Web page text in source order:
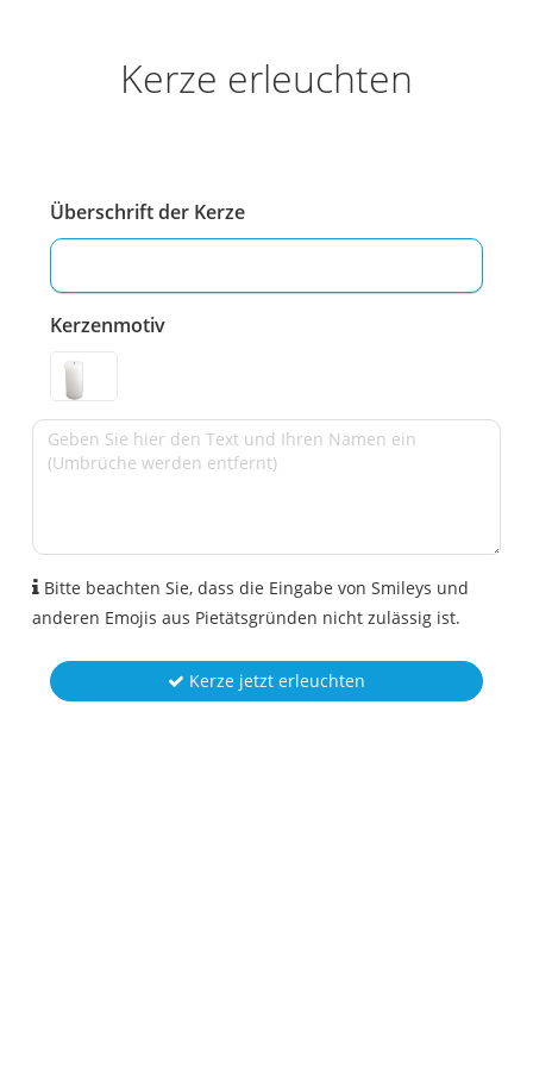
Kerze erleuchten
Überschrift der Kerze
Kerzenmotiv
Bitte beachten Sie, dass die Eingabe von Smileys und
anderen Emojis aus Pietätsgründen nicht zulässig ist.
Kerze jetzt erleuchten